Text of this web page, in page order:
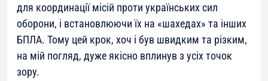
для координації місій проти українських сил
оборони, і встановлюючи їх на «шахедах» та інших
БПЛА. Тому цей крок, хоч і був швидким та різким,
на мій погляд, дуже якісно вплинув з усіх точок
зору.